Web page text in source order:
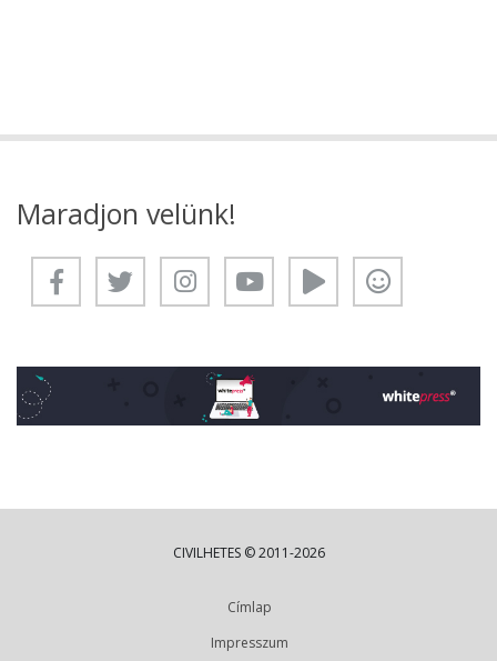
Maradjon velünk!
CIVILHETES © 2011-2026
Címlap
Impresszum